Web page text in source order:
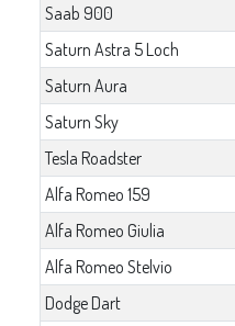
Saab 900
Saturn Astra 5 Loch
Saturn Aura
Saturn Sky
Tesla Roadster
Alfa Romeo 159
Alfa Romeo Giulia
Alfa Romeo Stelvio
Dodge Dart